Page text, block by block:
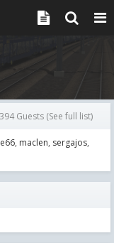
Guests (See full list)
maclen sergajos